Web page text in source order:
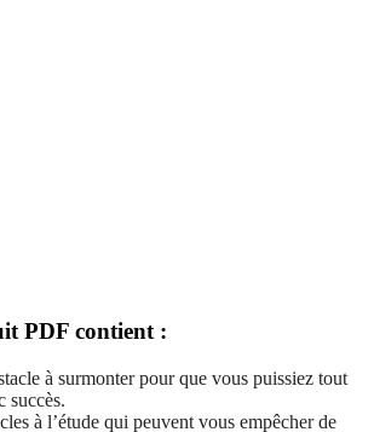
PDF contient :
à surmonter pour que vous puissiez tout
succès.
à l’étude qui peuvent vous empêcher de